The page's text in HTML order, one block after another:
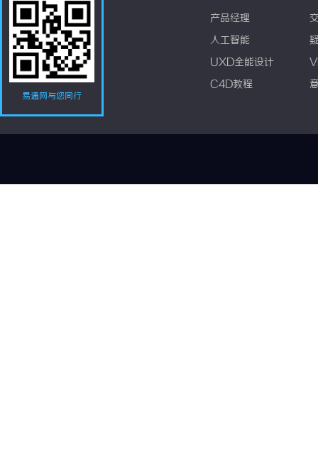
易通网与您同行
产品经理
人工智能
UXD全能设计
C4D教程